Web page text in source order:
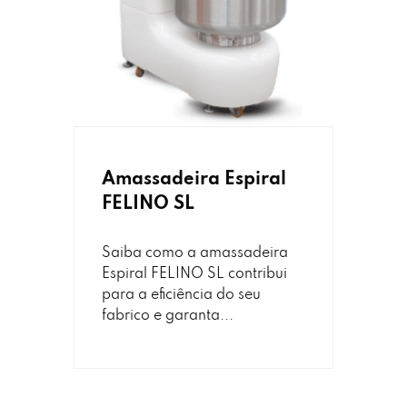
Amassadeira Espiral
FELINO SL
Saiba como a amassadeira
Espiral FELINO SL contribui
para a eficiência do seu
fabrico e garanta...